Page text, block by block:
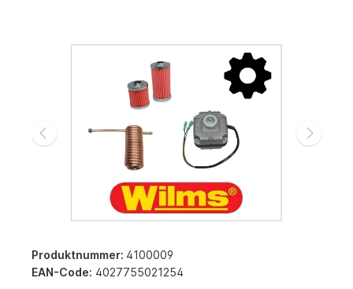
Produktnummer: 4100009
EAN-Code: 4027755021254